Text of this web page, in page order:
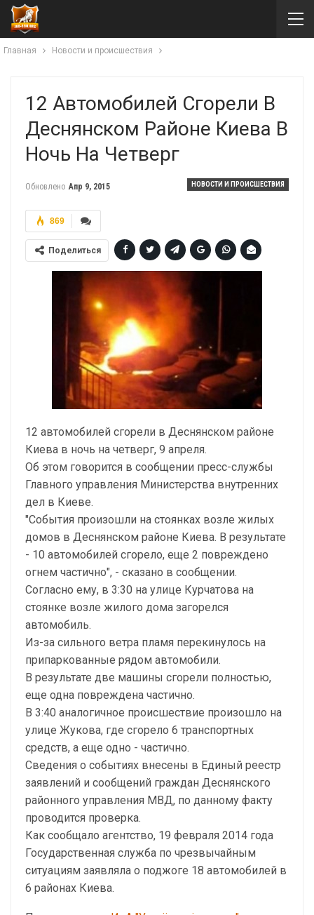
Главная Новости и происшествия
12 Автомобилей Сгорели В
Деснянском Районе Киева В
Ночь На Четверг
НОВОСТИ И ПРОИСШЕСТВИЯ
Обновлено Апр 9, 2015
869
Поделиться
12 автомобилей сгорели в Деснянском районе
Киева в ночь на четверг, 9 апреля.
Об этом говорится в сообщении пресс-службы
Главного управления Министерства внутренних
дел в Киеве.
"События произошли на стоянках возле жилых
домов в Деснянском районе Киева. В результате
- 10 автомобилей сгорело, еще 2 повреждено
огнем частично", - сказано в сообщении.
Согласно ему, в 3:30 на улице Курчатова на
стоянке возле жилого дома загорелся
автомобиль.
Из-за сильного ветра пламя перекинулось на
припаркованные рядом автомобили.
В результате две машины сгорели полностью,
еще одна повреждена частично.
В 3:40 аналогичное происшествие произошло на
улице Жукова, где сгорело 6 транспортных
средств, а еще одно - частично.
Сведения о событиях внесены в Единый реестр
заявлений и сообщений граждан Деснянского
районного управления МВД, по данному факту
проводится проверка.
Как сообщало агентство, 19 февраля 2014 года
Государственная служба по чрезвычайным
ситуациям заявляла о поджоге 18 автомобилей в
6 районах Киева.